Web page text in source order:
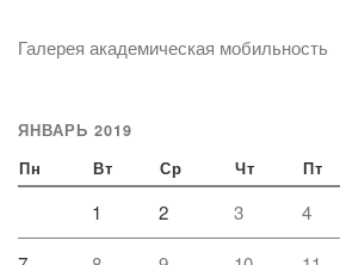
Галерея академическая мобильность
ЯНВАРЬ 2019
Пн Вт Ср Чт Пт
1 2 3 4